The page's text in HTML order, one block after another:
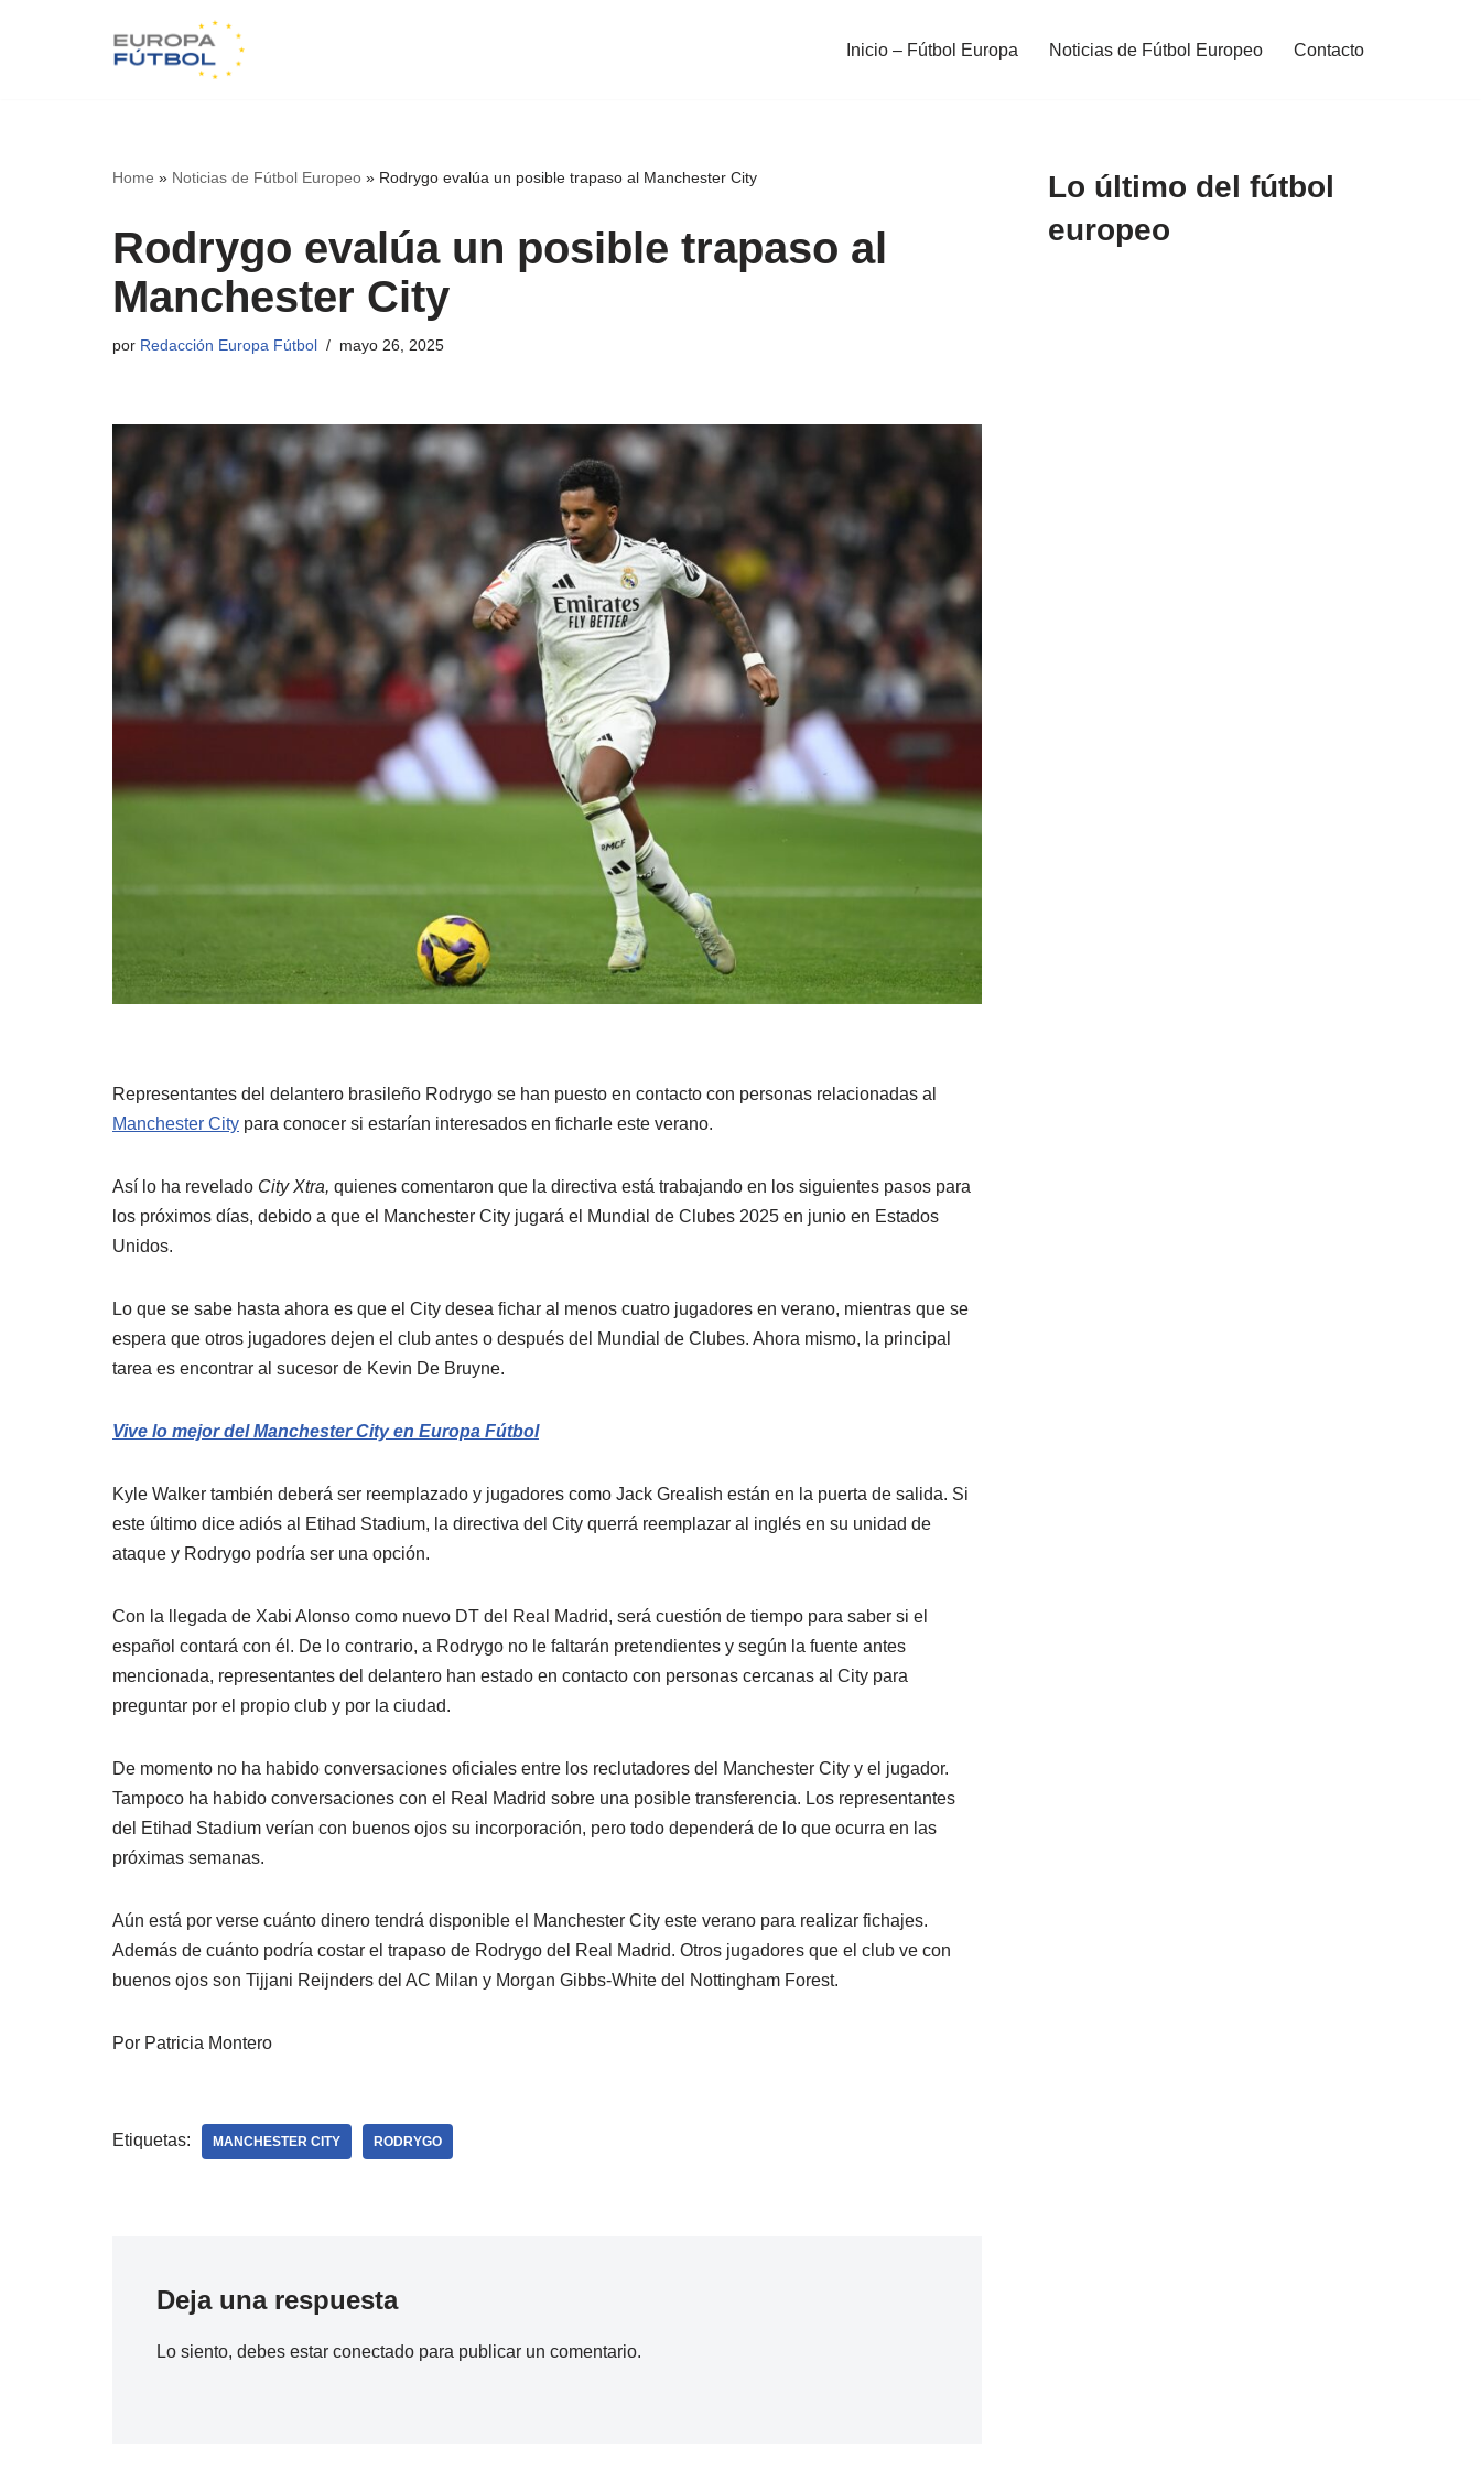
Inicio – Fútbol Europa Noticias de Fútbol Europeo Contacto
Home » Noticias de Fútbol Europeo » Rodrygo evalúa un posible trapaso al Manchester City
Rodrygo evalúa un posible trapaso al
Manchester City
por Redacción Europa Fútbol mayo 26, 2025
Representantes del delantero brasileño Rodrygo se han puesto en contacto con personas relacionadas al
Manchester City para conocer si estarían interesados en ficharle este verano.
Así lo ha revelado City Xtra, quienes comentaron que la directiva está trabajando en los siguientes pasos para
los próximos días, debido a que el Manchester City jugará el Mundial de Clubes 2025 en junio en Estados
Unidos.
Lo que se sabe hasta ahora es que el City desea fichar al menos cuatro jugadores en verano, mientras que se
espera que otros jugadores dejen el club antes o después del Mundial de Clubes. Ahora mismo, la principal
tarea es encontrar al sucesor de Kevin De Bruyne.
Vive lo mejor del Manchester City en Europa Fútbol
Kyle Walker también deberá ser reemplazado y jugadores como Jack Grealish están en la puerta de salida. Si
este último dice adiós al Etihad Stadium, la directiva del City querrá reemplazar al inglés en su unidad de
ataque y Rodrygo podría ser una opción.
Con la llegada de Xabi Alonso como nuevo DT del Real Madrid, será cuestión de tiempo para saber si el
español contará con él. De lo contrario, a Rodrygo no le faltarán pretendientes y según la fuente antes
mencionada, representantes del delantero han estado en contacto con personas cercanas al City para
preguntar por el propio club y por la ciudad.
De momento no ha habido conversaciones oficiales entre los reclutadores del Manchester City y el jugador.
Tampoco ha habido conversaciones con el Real Madrid sobre una posible transferencia. Los representantes
del Etihad Stadium verían con buenos ojos su incorporación, pero todo dependerá de lo que ocurra en las
próximas semanas.
Aún está por verse cuánto dinero tendrá disponible el Manchester City este verano para realizar fichajes.
Además de cuánto podría costar el trapaso de Rodrygo del Real Madrid. Otros jugadores que el club ve con
buenos ojos son Tijjani Reijnders del AC Milan y Morgan Gibbs-White del Nottingham Forest.
Por Patricia Montero
Etiquetas: MANCHESTER CITY RODRYGO
Deja una respuesta
Lo siento, debes estar conectado para publicar un comentario.
Lo último del fútbol
europeo